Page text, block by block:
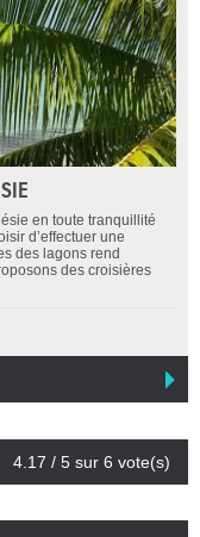
en toute tranquillité
d’effectuer une
des lagons rend
des croisières
4.17 / 5 sur 6 vote(s)